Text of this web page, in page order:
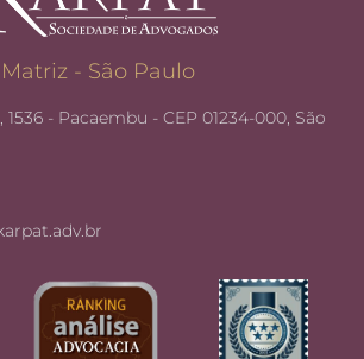
Matriz - São Paulo
- Pacaembu - CEP 01234-000, São